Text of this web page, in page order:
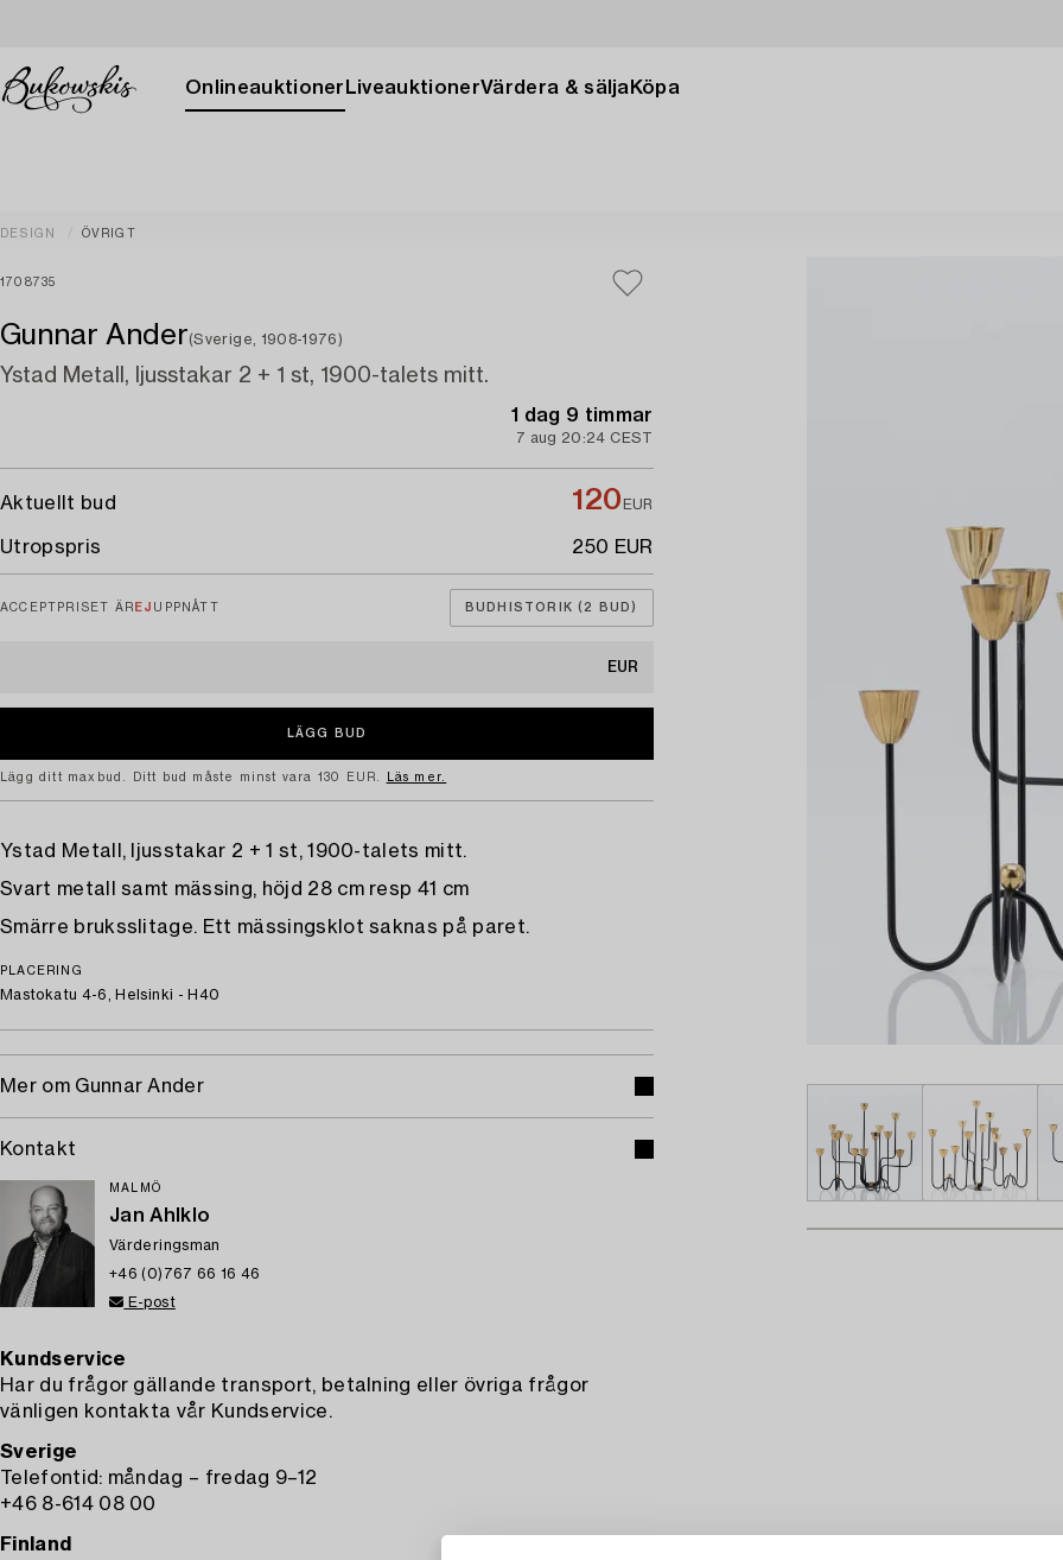
Onlineauktioner LiveauktionerVärdera & sälja Köpa
DESIGN ÖVRIGT
1708735
Gunnar Ander(Sverige, 1908-1976)
Ystad Metall, ljusstakar 2 + 1 st, 1900-talets mitt.
1 dag 9 timmar
7 aug 20:24 CEST
Aktuellt bud 120 EUR
Utropspris 250 EUR
ACCEPTPRISET ÄR EJ UPPNÅTT BUDHISTORIK (2 BUD)
EUR
Lägg ditt maxbud. Ditt bud måste minst vara 130 EUR. Läs mer.
Ystad Metall, ljusstakar 2 + 1 st, 1900-talets mitt.
Svart metall samt mässing, höjd 28 cm resp 41 cm
Smärre bruksslitage. Ett mässingsklot saknas på paret.
PLACERING
Mastokatu 4-6, Helsinki - H40
Mer om Gunnar Ander
Kontakt
MALMÖ
Jan Ahlklo
Värderingsman
+46 (0)767 66 16 46
E-post
Kundservice
Har du frågor gällande transport, betalning eller övriga frågor
vänligen kontakta vår Kundservice.
Sverige
Telefontid: måndag – fredag 9–12
+46 8-614 08 00
Finland